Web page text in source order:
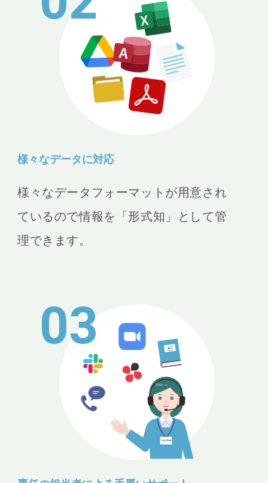
様々なデータに対応
様々なデータフォーマットが用意され
ているので情報を「形式知」として管
理できます。
03